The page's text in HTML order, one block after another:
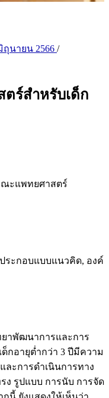
นายน 2566 /
ร์สำหรับเด็ก
ณะแพทยศาสตร์
ระกอบแบบแนวคิด, องค์
าพัฒนาการและการ
กอายุต่ำกว่า 3 ปีมีความ
ละการดำเนินการทาง
รูปแบบ การนับ การจัด